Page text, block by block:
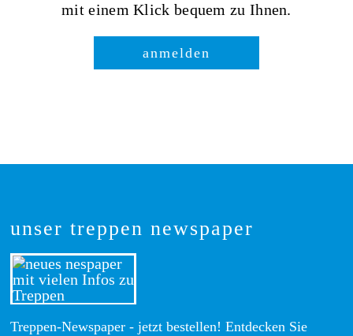
mit einem Klick bequem zu Ihnen.
anmelden
unser treppen newspaper
Treppen-Newspaper - jetzt bestellen! Entdecken Sie